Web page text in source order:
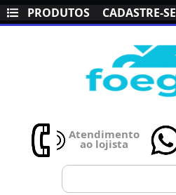
PRODUTOS CADASTRE-SE
Atendimento
ao lojista